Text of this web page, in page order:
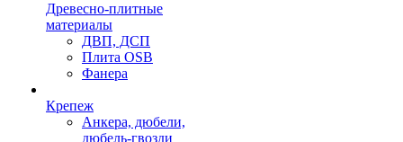
Древесно-плитные
материалы
ДВП, ДСП
Плита OSB
Фанера
Крепеж
Анкера, дюбели,
дюбель-гвозди